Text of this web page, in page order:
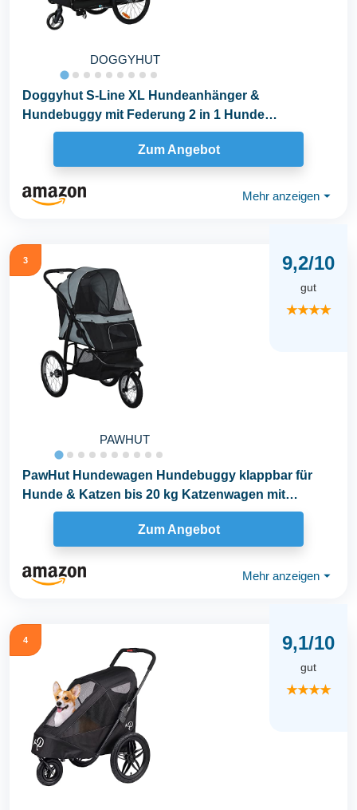
DOGGYHUT
Doggyhut S-Line XL Hundeanhänger &
Hundebuggy mit Federung 2 in 1 Hunde
Fahrradanhänger Jogger...
Zum Angebot
Mehr anzeigen ⏷
3
PAWHUT
9,2/10
gut
★★★★
PawHut Hundewagen Hundebuggy klappbar für
Hunde & Katzen bis 20 kg Katzenwagen mit
geländegängige...
Zum Angebot
Mehr anzeigen ⏷
4 9,1/10
gut
★★★★